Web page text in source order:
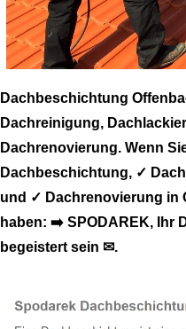
Dachbeschichtung
Dachreinigung,
Dachrenovierung. Wenn
Dachbeschichtung, ✓
und ✓ Dachrenovierung in
haben: ➡️ SPODAREK, Ihr
begeistert sein ✉.